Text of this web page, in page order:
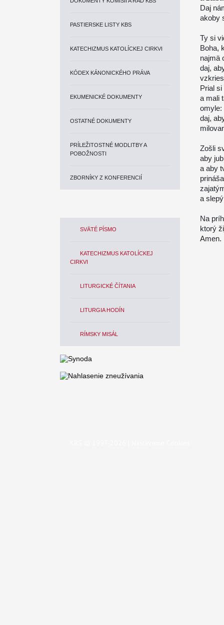
PASTIERSKE LISTY KBS
KATECHIZMUS KATOLÍCKEJ CIRKVI
KÓDEX KÁNONICKÉHO PRÁVA
EKUMENICKÉ DOKUMENTY
OSTATNÉ DOKUMENTY
PRÍLEŽITOSTNÉ MODLITBY A
POBOŽNOSTI
ZBORNÍKY Z KONFERENCIÍ
SVÄTÉ PÍSMO
KATECHIZMUS KATOLÍCKEJ
CIRKVI
LITURGICKÉ ČÍTANIA
LITURGIA HODÍN
RÍMSKY MISÁL
Daj
akoby
Ty si
Boha,
najmä
daj,
Prial
a mali
omyle:
daj,
Zošli
aby
a aby
a
Na
ktorý
Amen.